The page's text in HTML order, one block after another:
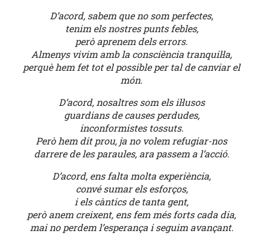
D’acord, sabem que no som perfectes,
tenim els nostres punts febles,
però aprenem dels errors.
Almenys vivim amb la consciència tranquil·la,
perquè hem fet tot el possible per tal de canviar el
món.
D’acord, nosaltres som els il·lusos
guardians de causes perdudes,
inconformistes tossuts.
Però hem dit prou, ja no volem refugiar-nos
darrere de les paraules, ara passem a l’acció.
D’acord, ens falta molta experiència,
convé sumar els esforços,
i els càntics de tanta gent,
però anem creixent, ens fem més forts cada dia,
mai no perdem l’esperança i seguim avançant.